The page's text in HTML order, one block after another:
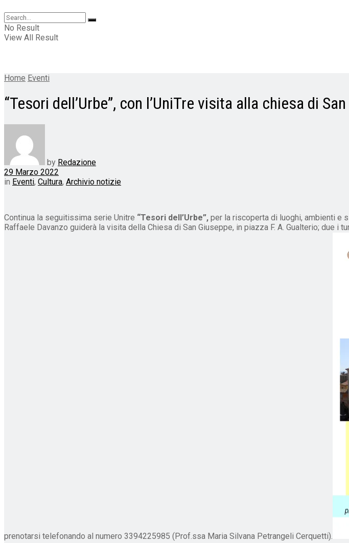
No Result
View All Result
Home Eventi
“Tesori dell’Urbe”, con l’UniTre visita alla chiesa di
by Redazione
29 Marzo 2022
in Eventi, Cultura, Archivio notizie
Continua la seguitissima serie Unitre “Tesori dell’Urbe”, per la riscoperta di luoghi, ambienti e
Raffaele Davanzo guiderà la visita della Chiesa di San Giuseppe, in piazza F. A. Gualterio; due
prenotarsi telefonando al numero 3394225985 (Prof.ssa Maria Silvana Petrangeli Cerquetti).